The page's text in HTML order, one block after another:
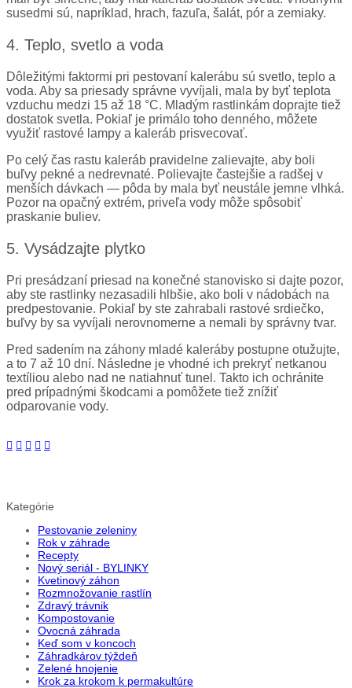
susedmi sú, napríklad, hrach, fazuľa, šalát, pór a zemiaky.
4. Teplo, svetlo a voda
Dôležitými faktormi pri pestovaní kalerábu sú svetlo, teplo a
voda. Aby sa priesady správne vyvíjali, mala by byť teplota
vzduchu medzi 15 až 18 °C. Mladým rastlinkám doprajte tiež
dostatok svetla. Pokiaľ je primálo toho denného, môžete
využiť rastové lampy a kaleráb prisvecovať.
Po celý čas rastu kaleráb pravidelne zalievajte, aby boli
buľvy pekné a nedrevnaté. Polievajte častejšie a radšej v
menších dávkach — pôda by mala byť neustále jemne vlhká.
Pozor na opačný extrém, priveľa vody môže spôsobiť
praskanie buliev.
5. Vysádzajte plytko
Pri presádzaní priesad na konečné stanovisko si dajte pozor,
aby ste rastlinky nezasadili hlbšie, ako boli v nádobách na
predpestovanie. Pokiaľ by ste zahrabali rastové srdiečko,
buľvy by sa vyvíjali nerovnomerne a nemali by správny tvar.
Pred sadením na záhony mladé kaleráby postupne otužujte,
a to 7 až 10 dní. Následne je vhodné ich prekryť netkanou
textíliou alebo nad ne natiahnuť tunel. Takto ich ochránite
pred prípadnými škodcami a pomôžete tiež znížiť
odparovanie vody.
Kategórie
Pestovanie zeleniny
Rok v záhrade
Recepty
Nový seriál - BYLINKY
Kvetinový záhon
Rozmnožovanie rastlín
Zdravý trávnik
Kompostovanie
Ovocná záhrada
Keď som v koncoch
Záhradkárov týždeň
Zelené hnojenie
Krok za krokom k permakultúre